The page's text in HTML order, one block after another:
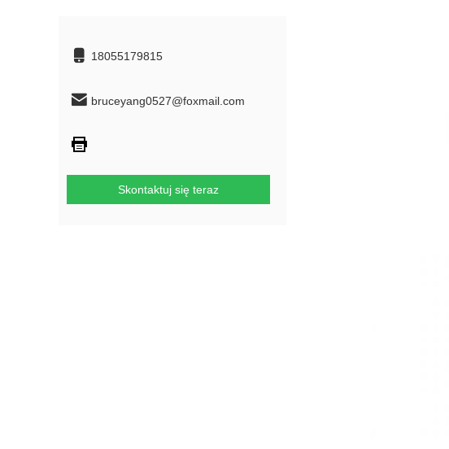
18055179815
bruceyang0527@foxmail.com
Skontaktuj się teraz